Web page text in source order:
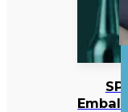
SPV: